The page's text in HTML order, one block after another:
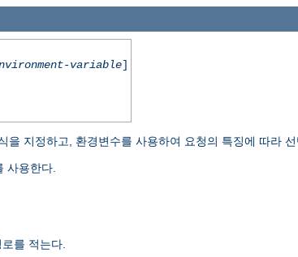
variable]
을 지정하고, 환경변수를 사용하여 요청의 특징에 따라
사용한다.
를 적는다.